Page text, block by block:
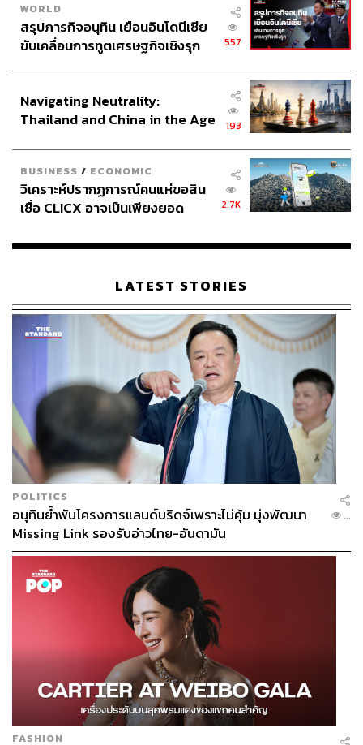
ของขวัญสำหรับคนชอบกินสเต๊ก เกลือหิมาลายันสีชมพูใน
ขวดแก้วดูเรียบหรู เกลือหิมาลายันสีชมพูนั้นหาได้ที่เทือกเขา
หิมาลัยเท่านั้น เป็นเกลือธรรมชาติที่มีเอกลักษณ์เฉพาะ ทำให้
มีรสชาติที่ซับซ้อน และมีคุณประโยชน์มากมายหลายอย่าง
เป็นเครื่องปรุงที่มีติดครัวถ้าชอบทำสเต๊กกินเองที่บ้าน เพราะ
ช่วยชูรสชาติได้ดี หรือจะเอาไปทำเป็นเกลือสปาก็ได้ไม่ผิด
Montagé
ราคา
399 บาท
หาซื้อได้ที่https://th.montagesalt.com/products/himalayas
WORLD
สรุปภารกิจอนุทิน เยือนอินโดนีเซีย
ขับเคลื่อนการทูตเศรษฐกิจเชิงรุก
557
Navigating Neutrality:
Thailand and China in the Age
193
BUSINESS / ECONOMIC
วิเคราะห์ปรากฏการณ์คนแห่ขอสิน
เชื่อ CLICX อาจเป็นเพียงยอด
เรือนไทยที่ถูกซุกไว้
2.7K
LATEST STORIES
POLITICS
อนุทินย้ำพับโครงการแลนด์บริดจ์เพราะไม่คุ้ม มุ่งพัฒนา
Missing Link รองรับอ่าวไทย-อันดามัน
...
FASHION